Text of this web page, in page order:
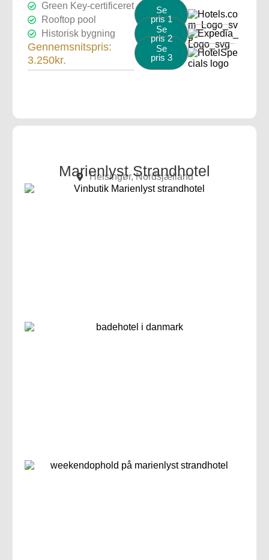
Green Key-certificeret
Rooftop pool
Historisk bygning
Gennemsnitspris:
3.250kr.
Se
pris 1
Se
pris 2
Se
pris 3
Marienlyst Strandhotel
Helsingør, Nordsjælland